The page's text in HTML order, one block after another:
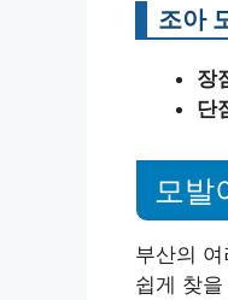
조아
장
단
모발
부산의
쉽게 찾